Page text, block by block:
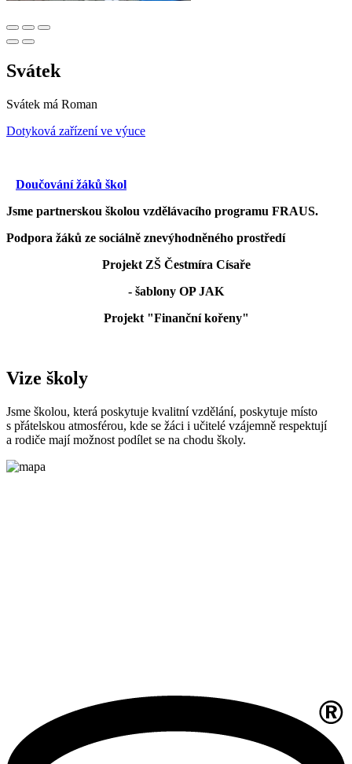
Svátek
Svátek má Roman
Dotyková zařízení ve výuce
Doučování žáků škol
Jsme partnerskou školou vzdělávacího programu FRAUS.
Podpora žáků ze sociálně znevýhodněného prostředí
Projekt ZŠ Čestmíra Císaře
- šablony OP JAK
Projekt "Finanční kořeny"
Vize školy
Jsme školou, která poskytuje kvalitní vzdělání, poskytuje místo
s přátelskou atmosférou, kde se žáci i učitelé vzájemně respektují
a rodiče mají možnost podílet se na chodu školy.